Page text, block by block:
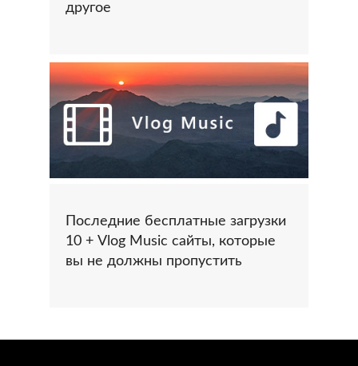
другое
Последние бесплатные загрузки
10 + Vlog Music сайты, которые
вы не должны пропустить